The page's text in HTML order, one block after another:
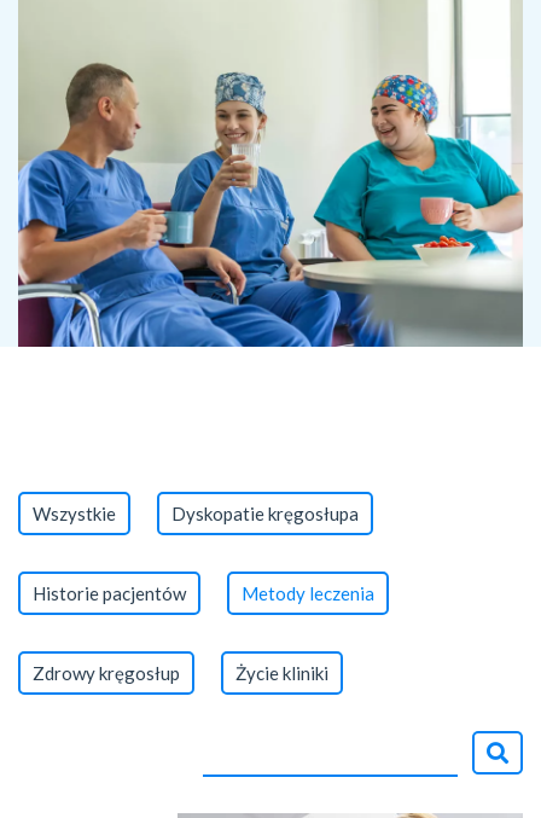
Wszystkie Dyskopatie kręgosłupa
Historie pacjentów Metody leczenia
Zdrowy kręgosłup Życie kliniki